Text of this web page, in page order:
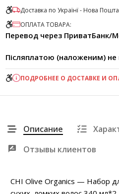
Доставка по Українї - Нова
ОПЛАТА ТОВАРА:
Перевод через ПриватБанк/
Післяплатою (наложеним) не
ПОДРОБНЕЕ О ДОСТАВКЕ И
Описание
Отзывы клиентов
CHI Olive Organics — Набор